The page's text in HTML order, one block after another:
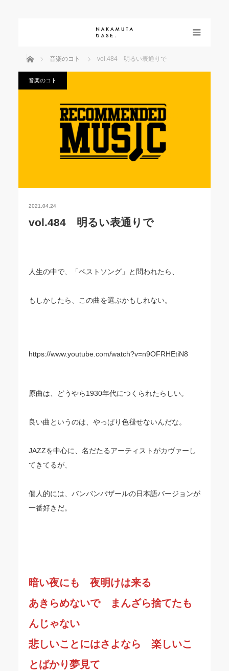
ホーム 音楽のコト vol.484 明るい表通りで
音楽のコト
2021.04.24
vol.484 明るい表通りで
人生の中で、「ベストソング」と問われたら、
もしかしたら、この曲を選ぶかもしれない。
https://www.youtube.com/watch?v=n9OFRHEtiN8
原曲は、どうやら1930年代につくられたらしい。
良い曲というのは、やっぱり色褪せないんだな。
JAZZを中心に、名だたるアーティストがカヴァーし
てきてるが、
個人的には、バンバンバザールの日本語バージョンが
一番好きだ。
暗い夜にも 夜明けは来る
あきらめないで まんざら捨てたも
んじゃない
悲しいことにはさよなら 楽しいこ
とばかり夢見て